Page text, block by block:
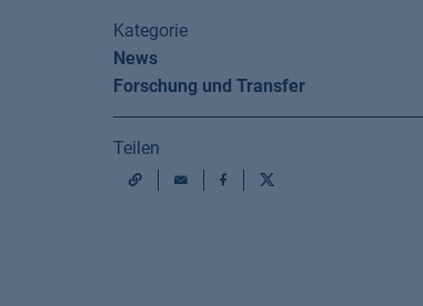
Kategorie
News
Forschung und Transfer
Teilen
URL
Mail Facebook
X